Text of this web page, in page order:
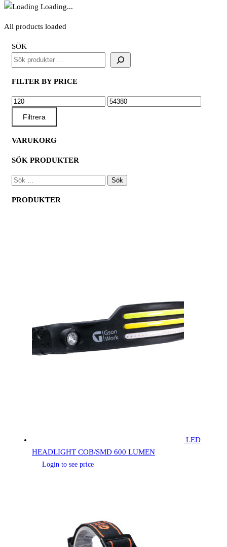
Loading...
All products loaded
SÖK
FILTER BY PRICE
MIN
PRIS
MAX
Filtrera
VARUKORG
SÖK PRODUKTER
SÖK
PRODUKTER
LED
HEADLIGHT COB/SMD 600 LUMEN
Login to see price